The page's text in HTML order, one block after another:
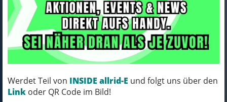
Werdet Teil von INSIDE allrid-E und folgt uns über den
Link oder QR Code im Bild!
Farbe: Black, Copper
Grösse: 44cm
MICH KANNST DU BESTELLEN - MIT
pro Stück (inkl. MwSt.)